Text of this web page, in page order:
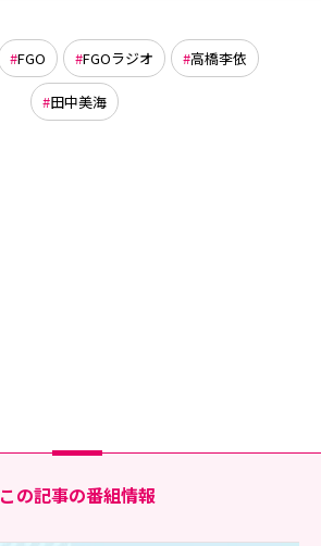
FGO FGOラジオ 高橋李依
田中美海
この記事の番組情報